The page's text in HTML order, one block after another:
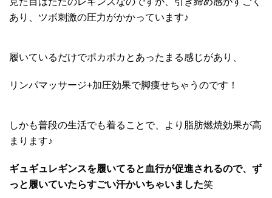
あり、ツボ刺激の圧力がかかっています♪
履いているだけでポカポカとあったまる感じがあり、
リンパマッサージ+加圧効果で脚痩せちゃうのです！
しかも普段の生活でも着ることで、より脂肪燃焼効果が高
まります♪
ギュギュレギンスを履いてると血行が促進されるので、ず
っと履いていたらすごい汗かいちゃいました笑